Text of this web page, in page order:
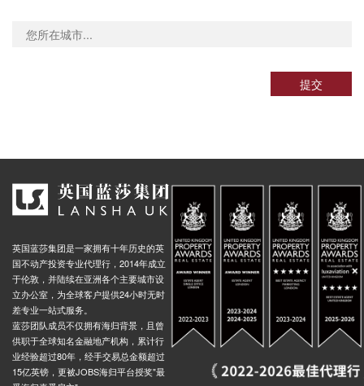
提交
英国蓝莎集团是一家拥有十年历史的英
国不动产投资专业代理行，2014年成立
于伦敦，并陆续在亚洲各个主要城市设
立办公室，为全球客户提供24小时无时
差专业一站式服务。
蓝莎团队成员不仅拥有海归背景，且曾
供职于全球知名金融地产机构，累计行
业经验超过80年，经手交易总金额超过
15亿英镑，更被JOBS海归平台授奖"最